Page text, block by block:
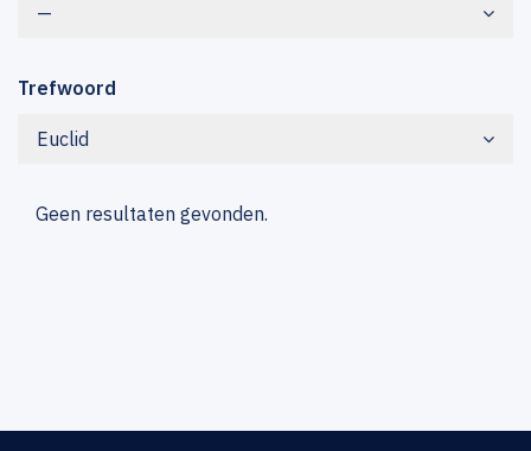
—
Trefwoord
Euclid
Geen resultaten gevonden.